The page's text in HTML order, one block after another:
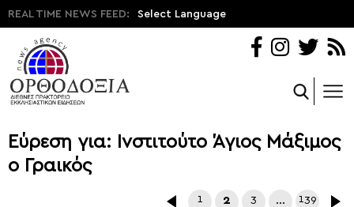
REAL TIME NEWS FEED: Select Language
Εύρεση για: Ινστιτούτο Άγιος Μάξιμος
ο Γραικός
1 2 3 … 139